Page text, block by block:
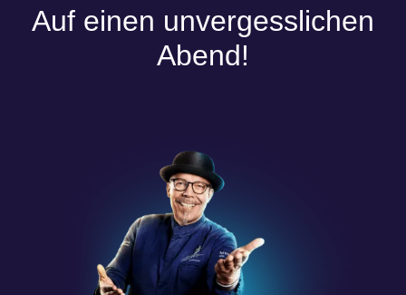
Auf einen unvergesslichen
Abend!